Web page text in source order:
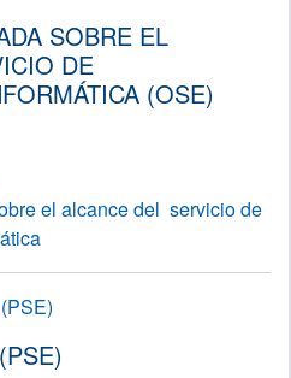
SOBRE EL
DE
(OSE)
el alcance del servicio de